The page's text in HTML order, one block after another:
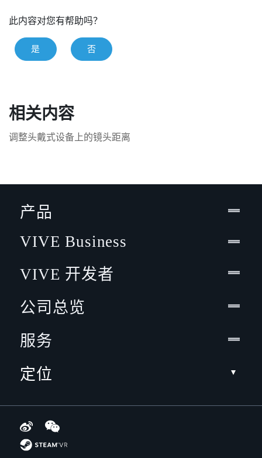
此内容对您有帮助吗？
是 否
相关内容
调整头戴式设备上的镜头距离
产品
VIVE Business
VIVE 开发者
公司总览
服务
定位